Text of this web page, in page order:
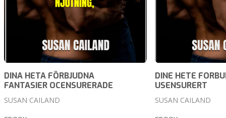
DINA HETA FÖRBJUDNA
FANTASIER OCENSURERADE
SUSAN CAILAND
DINE HETE
USENSURERT
SUSAN CAILAND